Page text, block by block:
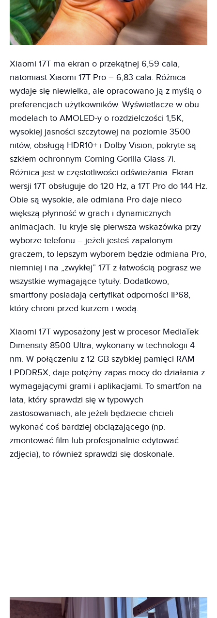
Xiaomi 17T ma ekran o przekątnej 6,59 cala,
natomiast Xiaomi 17T Pro – 6,83 cala. Różnica
wydaje się niewielka, ale opracowano ją z myślą o
preferencjach użytkowników. Wyświetlacze w obu
modelach to AMOLED-y o rozdzielczości 1,5K,
wysokiej jasności szczytowej na poziomie 3500
nitów, obsługą HDR10+ i Dolby Vision, pokryte są
szkłem ochronnym Corning Gorilla Glass 7i.
Różnica jest w częstotliwości odświeżania. Ekran
wersji 17T obsługuje do 120 Hz, a 17T Pro do 144 Hz.
Obie są wysokie, ale odmiana Pro daje nieco
większą płynność w grach i dynamicznych
animacjach. Tu kryje się pierwsza wskazówka przy
wyborze telefonu – jeżeli jesteś zapalonym
graczem, to lepszym wyborem będzie odmiana Pro,
niemniej i na „zwykłej” 17T z łatwością pograsz we
wszystkie wymagające tytuły. Dodatkowo,
smartfony posiadają certyfikat odporności IP68,
który chroni przed kurzem i wodą.
Xiaomi 17T wyposażony jest w procesor MediaTek
Dimensity 8500 Ultra, wykonany w technologii 4
nm. W połączeniu z 12 GB szybkiej pamięci RAM
LPDDR5X, daje potężny zapas mocy do działania z
wymagającymi grami i aplikacjami. To smartfon na
lata, który sprawdzi się w typowych
zastosowaniach, ale jeżeli będziecie chcieli
wykonać coś bardziej obciążającego (np.
zmontować film lub profesjonalnie edytować
zdjęcia), to również sprawdzi się doskonale.